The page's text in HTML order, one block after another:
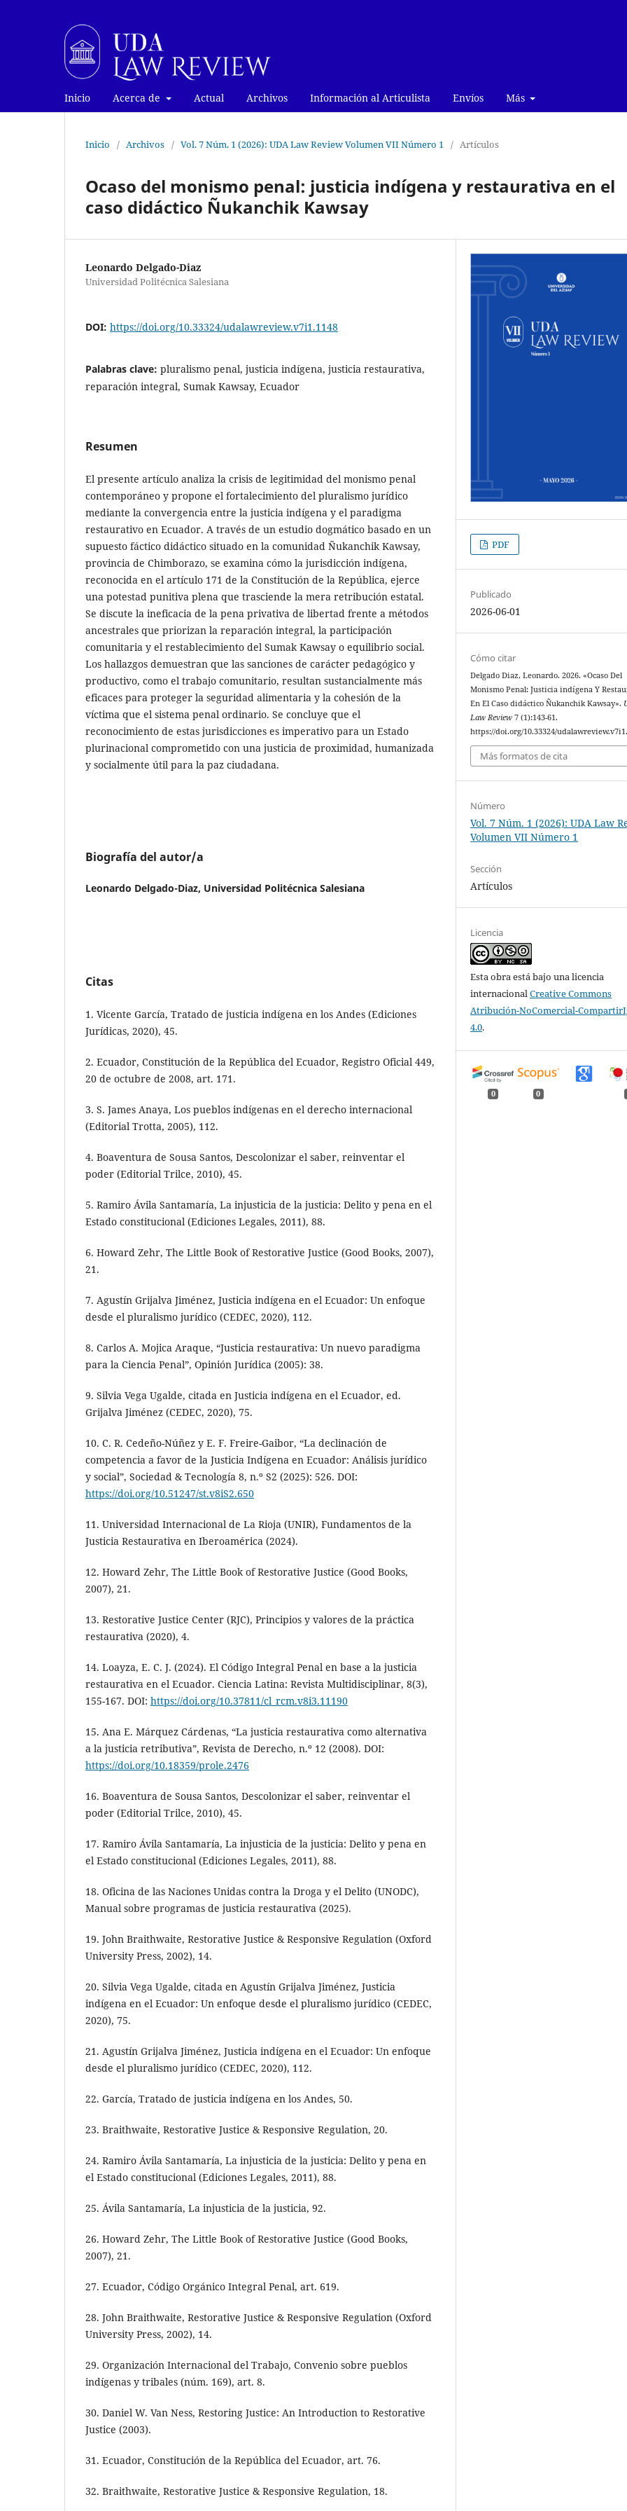
Inicio Acerca de Actual Archivos Información al Articulista Envíos Más
Inicio / Archivos / Vol. 7 Núm. 1 (2026): UDA Law Review Volumen VII Número 1 / Artículos
Ocaso del monismo penal: justicia indígena y restaurativa en el
caso didáctico Ñukanchik Kawsay
Leonardo Delgado-Diaz
Universidad Politécnica Salesiana
DOI: https://doi.org/10.33324/udalawreview.v7i1.1148
Palabras clave: pluralismo penal, justicia indígena, justicia restaurativa,
reparación integral, Sumak Kawsay, Ecuador
Resumen
El presente artículo analiza la crisis de legitimidad del monismo penal
contemporáneo y propone el fortalecimiento del pluralismo jurídico
mediante la convergencia entre la justicia indígena y el paradigma
restaurativo en Ecuador. A través de un estudio dogmático basado en un
supuesto fáctico didáctico situado en la comunidad Ñukanchik Kawsay,
provincia de Chimborazo, se examina cómo la jurisdicción indígena,
reconocida en el artículo 171 de la Constitución de la República, ejerce
una potestad punitiva plena que trasciende la mera retribución estatal.
Se discute la ineficacia de la pena privativa de libertad frente a métodos
ancestrales que priorizan la reparación integral, la participación
comunitaria y el restablecimiento del Sumak Kawsay o equilibrio social.
Los hallazgos demuestran que las sanciones de carácter pedagógico y
productivo, como el trabajo comunitario, resultan sustancialmente más
eficaces para proteger la seguridad alimentaria y la cohesión de la
víctima que el sistema penal ordinario. Se concluye que el
reconocimiento de estas jurisdicciones es imperativo para un Estado
plurinacional comprometido con una justicia de proximidad, humanizada
y socialmente útil para la paz ciudadana.
Biografía del autor/a
Leonardo Delgado-Diaz, Universidad Politécnica Salesiana
Citas
1. Vicente García, Tratado de justicia indígena en los Andes (Ediciones
Jurídicas, 2020), 45.
2. Ecuador, Constitución de la República del Ecuador, Registro Oficial 449,
20 de octubre de 2008, art. 171.
3. S. James Anaya, Los pueblos indígenas en el derecho internacional
(Editorial Trotta, 2005), 112.
4. Boaventura de Sousa Santos, Descolonizar el saber, reinventar el
poder (Editorial Trilce, 2010), 45.
5. Ramiro Ávila Santamaría, La injusticia de la justicia: Delito y pena en el
Estado constitucional (Ediciones Legales, 2011), 88.
6. Howard Zehr, The Little Book of Restorative Justice (Good Books, 2007),
21.
7. Agustín Grijalva Jiménez, Justicia indígena en el Ecuador: Un enfoque
desde el pluralismo jurídico (CEDEC, 2020), 112.
8. Carlos A. Mojica Araque, “Justicia restaurativa: Un nuevo paradigma
para la Ciencia Penal”, Opinión Jurídica (2005): 38.
9. Silvia Vega Ugalde, citada en Justicia indígena en el Ecuador, ed.
Grijalva Jiménez (CEDEC, 2020), 75.
10. C. R. Cedeño-Núñez y E. F. Freire-Gaibor, “La declinación de
competencia a favor de la Justicia Indígena en Ecuador: Análisis jurídico
y social”, Sociedad & Tecnología 8, n.º S2 (2025): 526. DOI:
https://doi.org/10.51247/st.v8iS2.650
11. Universidad Internacional de La Rioja (UNIR), Fundamentos de la
Justicia Restaurativa en Iberoamérica (2024).
12. Howard Zehr, The Little Book of Restorative Justice (Good Books,
2007), 21.
13. Restorative Justice Center (RJC), Principios y valores de la práctica
restaurativa (2020), 4.
14. Loayza, E. C. J. (2024). El Código Integral Penal en base a la justicia
restaurativa en el Ecuador. Ciencia Latina: Revista Multidisciplinar, 8(3),
155-167. DOI: https://doi.org/10.37811/cl_rcm.v8i3.11190
15. Ana E. Márquez Cárdenas, “La justicia restaurativa como alternativa
a la justicia retributiva”, Revista de Derecho, n.º 12 (2008). DOI:
https://doi.org/10.18359/prole.2476
16. Boaventura de Sousa Santos, Descolonizar el saber, reinventar el
poder (Editorial Trilce, 2010), 45.
17. Ramiro Ávila Santamaría, La injusticia de la justicia: Delito y pena en
el Estado constitucional (Ediciones Legales, 2011), 88.
18. Oficina de las Naciones Unidas contra la Droga y el Delito (UNODC),
Manual sobre programas de justicia restaurativa (2025).
19. John Braithwaite, Restorative Justice & Responsive Regulation (Oxford
University Press, 2002), 14.
20. Silvia Vega Ugalde, citada en Agustín Grijalva Jiménez, Justicia
indígena en el Ecuador: Un enfoque desde el pluralismo jurídico (CEDEC,
2020), 75.
21. Agustín Grijalva Jiménez, Justicia indígena en el Ecuador: Un enfoque
desde el pluralismo jurídico (CEDEC, 2020), 112.
22. García, Tratado de justicia indígena en los Andes, 50.
23. Braithwaite, Restorative Justice & Responsive Regulation, 20.
24. Ramiro Ávila Santamaría, La injusticia de la justicia: Delito y pena en
el Estado constitucional (Ediciones Legales, 2011), 88.
25. Ávila Santamaría, La injusticia de la justicia, 92.
26. Howard Zehr, The Little Book of Restorative Justice (Good Books,
2007), 21.
27. Ecuador, Código Orgánico Integral Penal, art. 619.
28. John Braithwaite, Restorative Justice & Responsive Regulation (Oxford
University Press, 2002), 14.
29. Organización Internacional del Trabajo, Convenio sobre pueblos
indígenas y tribales (núm. 169), art. 8.
30. Daniel W. Van Ness, Restoring Justice: An Introduction to Restorative
Justice (2003).
31. Ecuador, Constitución de la República del Ecuador, art. 76.
32. Braithwaite, Restorative Justice & Responsive Regulation, 18.
PDF
Publicado
2026-06-01
Cómo citar
Delgado Diaz, Leonardo. 2026. «Ocaso Del
Monismo Penal: Justicia indígena Y
En El Caso didáctico Ñukanchik Kawsay».
Law Review 7 (1):143-61.
https://doi.org/10.33324/
Más formatos de cita
Número
Vol. 7 Núm. 1 (2026): UDA Law
Volumen VII Número 1
Sección
Artículos
Licencia
Esta obra está bajo una licencia
internacionalCreative Commons
Atribución-NoComercial-
4.0.
0 0